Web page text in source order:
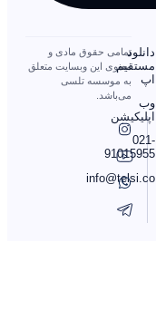
دانلود
مستقیم
اپ
وب
اپلیکیشن
021-
91015955
info@telsi.co
تمامی حقوق مادی و
معنوی این وبسایت متعلق
به موسسه تلسی
می‌باشد.